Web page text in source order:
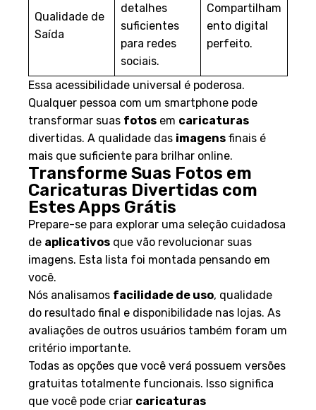
Qualidade de
Saída
detalhes
suficientes
para redes
sociais.
Compartilham
ento digital
perfeito.
Essa acessibilidade universal é poderosa.
Qualquer pessoa com um smartphone pode
transformar suas fotos em caricaturas
divertidas. A qualidade das imagens finais é
mais que suficiente para brilhar online.
Transforme Suas Fotos em
Caricaturas Divertidas com
Estes Apps Grátis
Prepare-se para explorar uma seleção cuidadosa
de aplicativos que vão revolucionar suas
imagens. Esta lista foi montada pensando em
você.
Nós analisamos facilidade de uso, qualidade
do resultado final e disponibilidade nas lojas. As
avaliações de outros usuários também foram um
critério importante.
Todas as opções que você verá possuem versões
gratuitas totalmente funcionais. Isso significa
que você pode criar caricaturas